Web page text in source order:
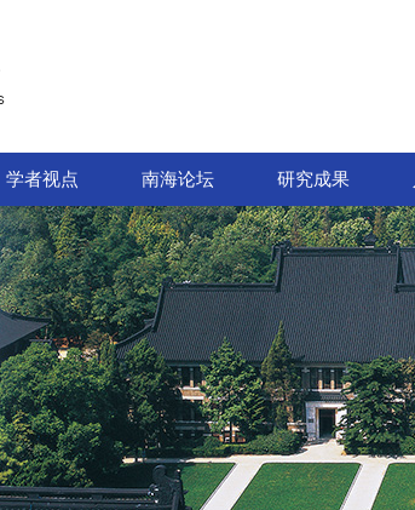
学者视点 南海论坛 研究成果